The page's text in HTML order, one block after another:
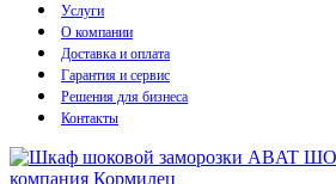
Услуги
О компании
Доставка и оплата
Гарантия и сервис
Решения для бизнеса
Контакты